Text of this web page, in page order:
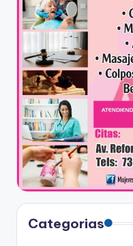
Categorias